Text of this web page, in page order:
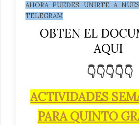
AHORA PUEDES UNIRTE A
TELEGRAM
OBTEN EL
AQUI
👇👇👇👇👇
ACTIVIDADES
PARA QUINTO